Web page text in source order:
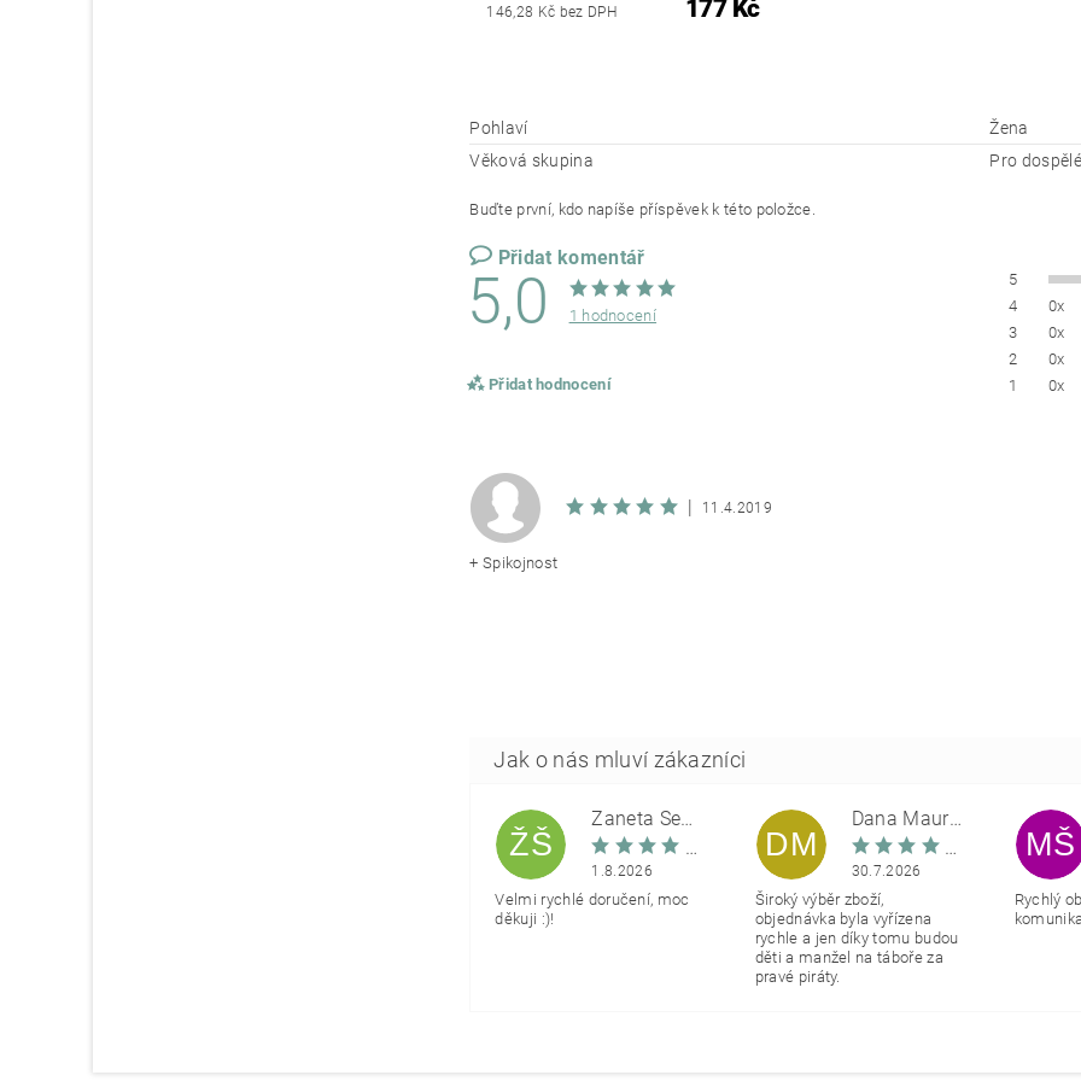
146,28 Kč bez DPH 177 Kč
Pohlaví
Žena
Věková skupina
Pro dospělé
Buďte první, kdo napíše příspěvek k této položce.
Přidat komentář
5,0 1 hodnocení
Přidat hodnocení
5
4
0x
3
0x
2
0x
1
0x
| 11.4.2019
+ Spikojnost
ŽŠ
Žaneta Šemberová
1.8.2026
Velmi rychlé doručení, moc
děkuji :)!
DM
Dana Maurerová
30.7.2026
Široký výběr zboží,
objednávka byla vyřízena
rychle a jen díky tomu budou
děti a manžel na táboře za
pravé piráty.
MŠ
Rychlý